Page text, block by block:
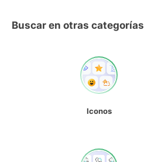
Buscar en otras categorías
Iconos